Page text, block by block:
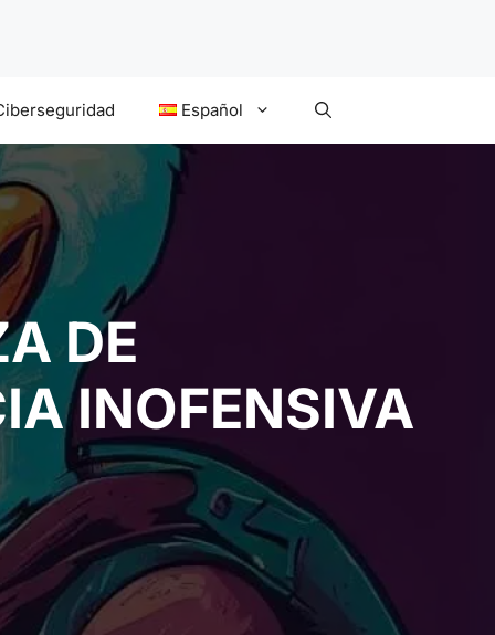
Español
DE
INOFENSIVA